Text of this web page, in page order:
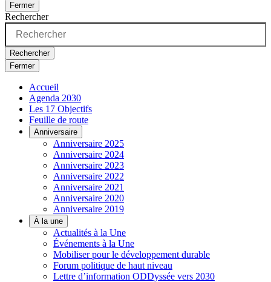
Fermer
Rechercher
Rechercher
Fermer
Accueil
Agenda 2030
Les 17 Objectifs
Feuille de route
Anniversaire
Anniversaire 2025
Anniversaire 2024
Anniversaire 2023
Anniversaire 2022
Anniversaire 2021
Anniversaire 2020
Anniversaire 2019
À la une
Actualités à la Une
Événements à la Une
Mobiliser pour le développement durable
Forum politique de haut niveau
Lettre d’information ODDyssée vers 2030